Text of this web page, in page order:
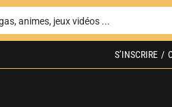
S’INSCRIRE /